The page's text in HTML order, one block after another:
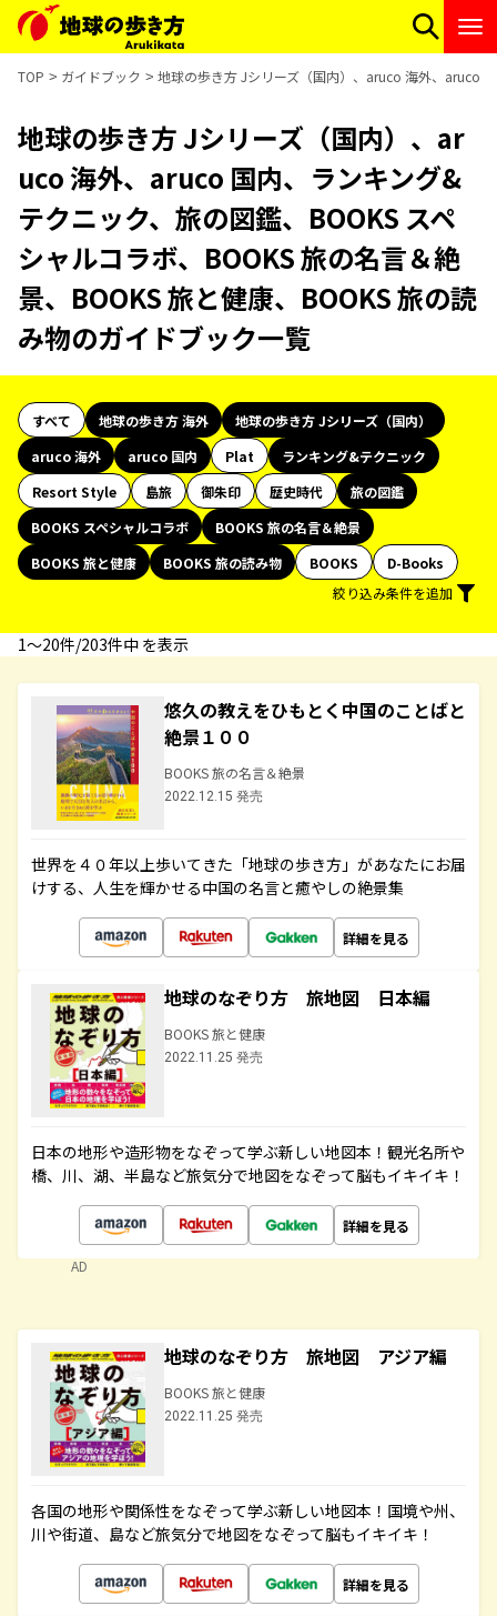
TOP ガイドブック 地球の歩き方 Jシリーズ（国内）、aruco 海外、aruco
地球の歩き方 Jシリーズ（国内）、ar
uco 海外、aruco 国内、ランキング&
テクニック、旅の図鑑、BOOKS スペ
シャルコラボ、BOOKS 旅の名言＆絶
景、BOOKS 旅と健康、BOOKS 旅の読
み物のガイドブック一覧
すべて 地球の歩き方 海外
地球の歩き方 Jシリーズ（国内）
aruco 海外
aruco 国内 Plat
ランキング&テクニック
Resort Style
島旅 御朱印 歴史時代
旅の図鑑
BOOKS スペシャルコラボ
BOOKS 旅の名言＆絶景
BOOKS 旅と健康
BOOKS 旅の読み物 BOOKS
D-Books
絞り込み条件を追加
1〜20件/203件中 を表示
悠久の教えをひもとく中国のことばと
絶景１００
BOOKS 旅の名言＆絶景
2022.12.15 発売
世界を４０年以上歩いてきた「地球の歩き方」があなたにお届
けする、人生を輝かせる中国の名言と癒やしの絶景集
詳細を見る
地球のなぞり方 旅地図 日本編
BOOKS 旅と健康
2022.11.25 発売
日本の地形や造形物をなぞって学ぶ新しい地図本！観光名所や
橋、川、湖、半島など旅気分で地図をなぞって脳もイキイキ！
詳細を見る
AD
地球のなぞり方 旅地図 アジア編
BOOKS 旅と健康
2022.11.25 発売
各国の地形や関係性をなぞって学ぶ新しい地図本！国境や州、
川や街道、島など旅気分で地図をなぞって脳もイキイキ！
詳細を見る